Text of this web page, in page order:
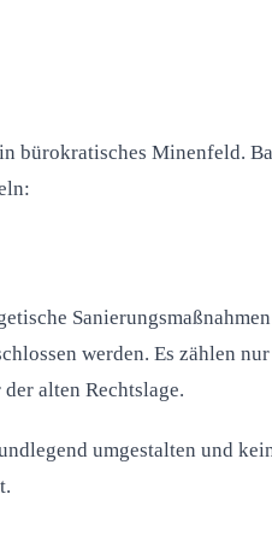
bürokratisches Minenfeld.
werden. Es zählen
alten Rechtslage.
umgestalten und